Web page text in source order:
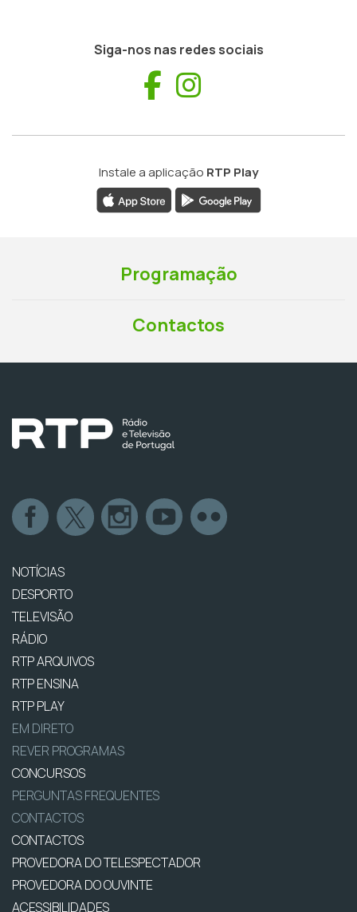
Siga-nos nas redes sociais
Facebook
Instale a aplicação RTP Play
Programação
Contactos
NOTÍCIAS
DESPORTO
TELEVISÃO
RÁDIO
RTP ARQUIVOS
RTP ENSINA
RTP PLAY
EM DIRETO
REVER PROGRAMAS
CONCURSOS
PERGUNTAS FREQUENTES
CONTACTOS
CONTACTOS
PROVEDORA DO TELESPECTADOR
PROVEDORA DO OUVINTE
ACESSIBILIDADES